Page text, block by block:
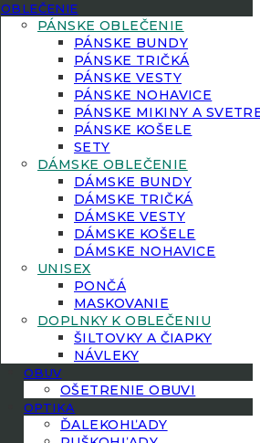
OBLEČENIE
PÁNSKE OBLEČENIE
PÁNSKE BUNDY
PÁNSKE TRIČKÁ
PÁNSKE VESTY
PÁNSKE NOHAVICE
PÁNSKE MIKINY A
PÁNSKE KOŠELE
SETY
DÁMSKE OBLEČENIE
DÁMSKE BUNDY
DÁMSKE TRIČKÁ
DÁMSKE VESTY
DÁMSKE KOŠELE
DÁMSKE NOHAVICE
UNISEX
PONČÁ
MASKOVANIE
DOPLNKY K OBLEČENIU
ŠILTOVKY A ČIAPKY
NÁVLEKY
OBUV
OŠETRENIE OBUVI
OPTIKA
ĎALEKOHĽADY